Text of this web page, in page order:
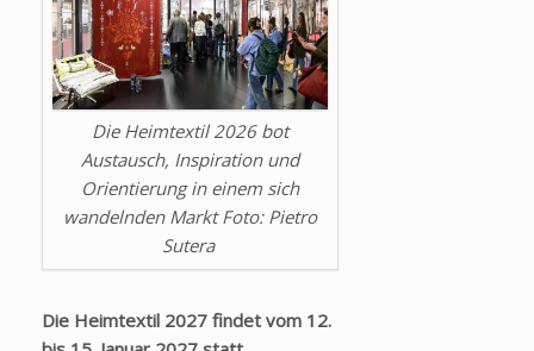
Die Heimtextil 2026 bot
Austausch, Inspiration und
Orientierung in einem sich
wandelnden Markt Foto: Pietro
Sutera
Die Heimtextil 2027 findet vom 12.